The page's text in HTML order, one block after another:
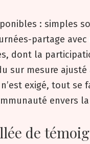
: simples
partage
dont la
sur mesure
exigé, tout se
envers
de